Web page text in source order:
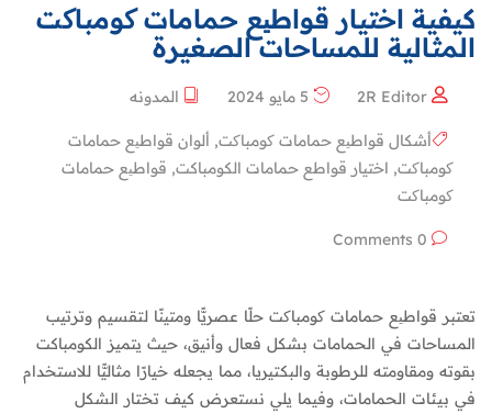
كيفية اختيار قواطیع حمامات کومباکت
المثالية للمساحات الصغيرة
2R Editor المدونه
أشكال قواطیع حمامات کومباکت, ألوان قواطیع حمامات
کومباکت, اختيار قواطع حمامات الكومباكت, قواطیع حمامات
کومباکت
تعتبر قواطیع حمامات کومباکت حلًا عصريًّا ومتينًا لتقسيم وترتيب
المساحات في الحمامات بشكل فعال وأنيق، حيث يتميز الكومباكت
بقوته ومقاومته للرطوبة والبكتيريا، مما يجعله خيارًا مثاليًّا للاستخدام
في بيئات الحمامات، وفيما يلي نستعرض كيف تختار الشكل